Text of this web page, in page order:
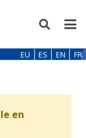
EU ES EN FR
en